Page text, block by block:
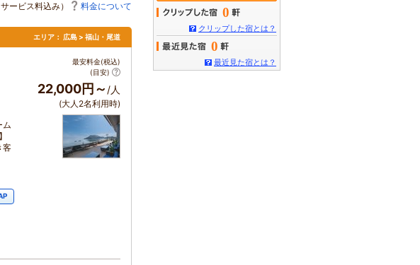
ービス料込み） 料金について
エリア： 広島 > 福山・尾道
客
最安料金(税込)
(目安)
22,000円～ /人
(大人2名利用時)
0
クリップした宿とは？
0
最近見た宿とは？